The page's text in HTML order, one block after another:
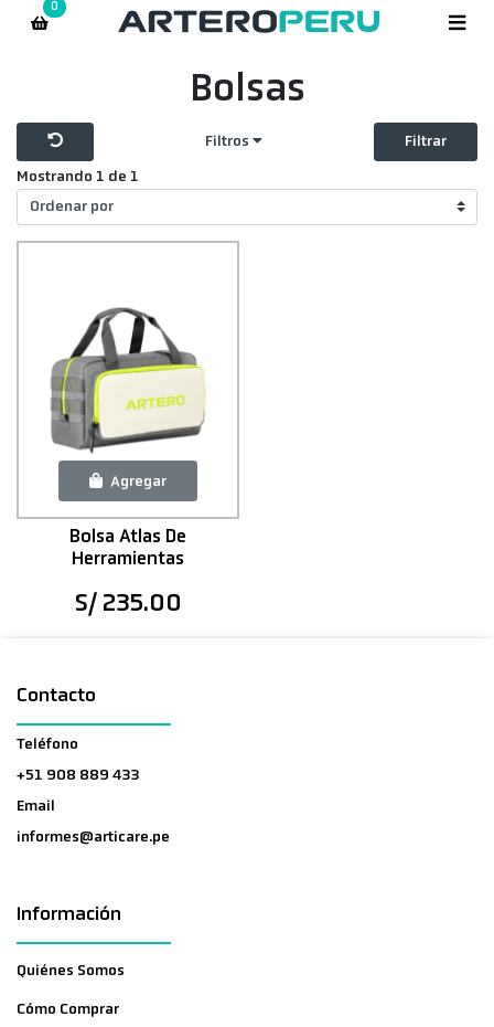
0
Bolsas
Filtros Filtrar
Mostrando 1 de 1
Agregar
Bolsa Atlas De
Herramientas
S/ 235.00
Contacto
Teléfono
+51 908 889 433
Email
informes@articare.pe
Información
Quiénes Somos
Cómo Comprar